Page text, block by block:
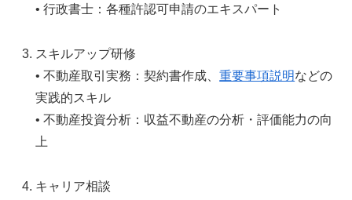
• 行政書士：各種許認可申請のエキスパート
スキルアップ研修
• 不動産取引実務：契約書作成、重要事項説明などの
実践的スキル
• 不動産投資分析：収益不動産の分析・評価能力の向
上
キャリア相談